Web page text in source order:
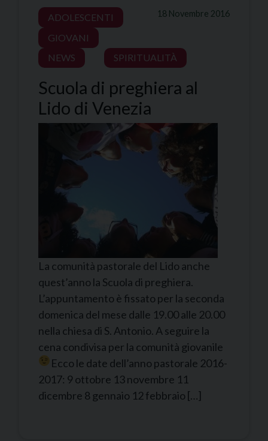
18 Novembre 2016
ADOLESCENTI
GIOVANI
NEWS
SPIRITUALITÀ
Scuola di preghiera al
Lido di Venezia
La comunità pastorale del Lido anche
quest’anno la Scuola di preghiera.
L’appuntamento è fissato per la seconda
domenica del mese dalle 19.00 alle 20.00
nella chiesa di S. Antonio. A seguire la
cena condivisa per la comunità giovanile
Ecco le date dell’anno pastorale 2016-
2017: 9 ottobre 13 novembre 11
dicembre 8 gennaio 12 febbraio […]